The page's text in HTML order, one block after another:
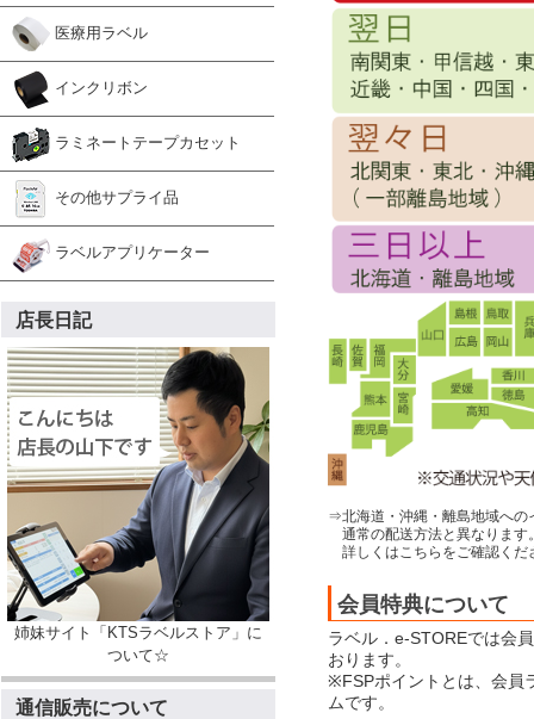
医療用ラベル
インクリボン
ラミネートテープカセット
その他サプライ品
ラベルアプリケーター
店長日記
姉妹サイト「KTSラベルストア」に
ついて☆
通信販売について
⇒北海道・沖縄・離島地域への
通常の配送方法と異なります
詳しくはこちらをご確認くだ
会員特典について
ラベル．e-STOREでは会
おります。
※FSPポイントとは、会員
ムです。